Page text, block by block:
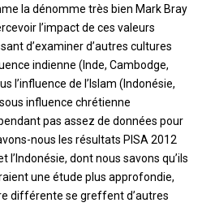
la dénomme très bien Mark Bray
l’impact de ces valeurs
d’examiner d’autres cultures
indienne (Inde, Cambodge,
l’influence de l’Islam (Indonésie,
influence chrétienne
pas assez de données pour
nous les résultats PISA 2012
l’Indonésie, dont nous savons qu’ils
une étude plus approfondie,
différente se greffent d’autres